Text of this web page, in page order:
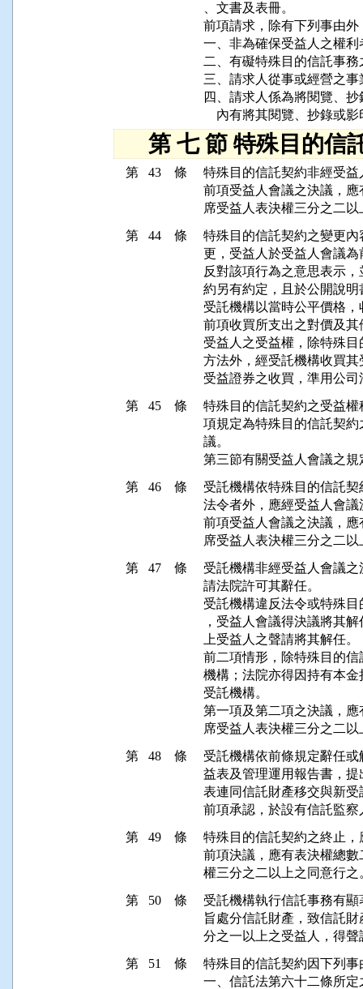
、文書及表冊。
前項請求，除有下列事由
一、非為確保受益人之權利
二、有礙特殊目的信託事
三、請求人從事或經營之
四、請求人係為將閱覽、
第 七 節 特殊目的信
第 43 條
特殊目的信託契約非經受
前項受益人會議之決議，
第 44 條
特殊目的信託契約之變更
更，受益人於受益人會議
反對該項行為之意思表示
約另有約定，且於公開說
受託機構以當時公平價格
前項收買所支出之對價及
受益人之受益權，除特殊
方法外，經受託機構收買
第 45 條
特殊目的信託契約之受益
項規定為特殊目的信託契
議。
第 46 條
受託機構依特殊目的信託
法令者外，應經受益人會
前項受益人會議之決議，
第 47 條
受託機構非經受益人會議
請法院許可其辭任。
受託機構違反法令或特殊
，受益人會議得決議將其
上受益人之聲請將其解任。
前二項情形，除特殊目的
機構；法院亦得因持有本
受託機構。
第一項及第二項之決議，
第 48 條
受託機構依前條規定辭任
益表及管理運用報告書，
表連同信託財產移交與新受
第 49 條
特殊目的信託契約之終止
前項決議，應有表決權總
第 50 條
受託機構執行信託事務有
旨處分信託財產，致信託
第 51 條
特殊目的信託契約因下列事
一、信託法第六十二條所